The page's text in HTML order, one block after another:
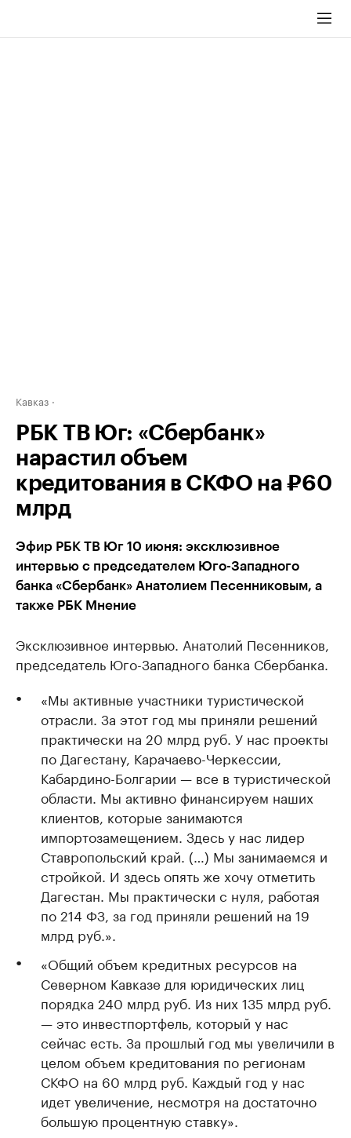
Кавказ
РБК ТВ Юг: «Сбербанк»
нарастил объем
кредитования в СКФО на ₽60
млрд
Эфир РБК ТВ Юг 10 июня: эксклюзивное
интервью с председателем Юго-Западного
банка «Сбербанк» Анатолием Песенниковым, а
также РБК Мнение
Эксклюзивное интервью. Анатолий Песенников,
председатель Юго-Западного банка Сбербанка.
«Мы активные участники туристической
отрасли. За этот год мы приняли решений
практически на 20 млрд руб. У нас проекты
по Дагестану, Карачаево-Черкессии,
Кабардино-Болгарии — все в туристической
области. Мы активно финансируем наших
клиентов, которые занимаются
импортозамещением. Здесь у нас лидер
Ставропольский край. (…) Мы занимаемся и
стройкой. И здесь опять же хочу отметить
Дагестан. Мы практически с нуля, работая
по 214 ФЗ, за год приняли решений на 19
млрд руб.».
«Общий объем кредитных ресурсов на
Северном Кавказе для юридических лиц
порядка 240 млрд руб. Из них 135 млрд руб.
— это инвестпортфель, который у нас
сейчас есть. За прошлый год мы увеличили в
целом объем кредитования по регионам
СКФО на 60 млрд руб. Каждый год у нас
идет увеличение, несмотря на достаточно
большую процентную ставку».